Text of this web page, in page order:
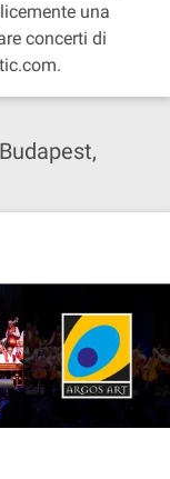
una
concerti di